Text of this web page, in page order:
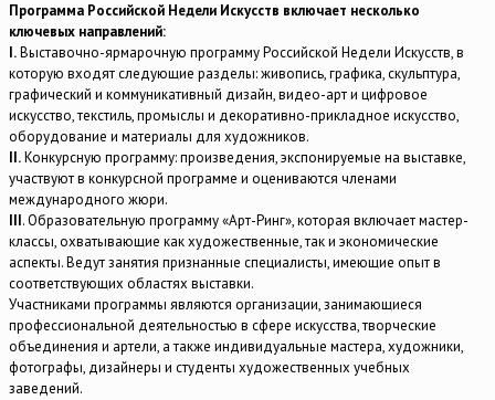
Программа Российской Недели Искусств включает несколько
ключевых направлений:
I.Выставочно-ярмарочную программу Российской Недели Искусств, в
которую входят следующие разделы: живопись, графика, скульптура,
графический и коммуникативный дизайн, видео-арт и цифровое
искусство, текстиль, промыслы и декоративно-прикладное искусство,
оборудование и материалы для художников.
II.Конкурсную программу: произведения, экспонируемые на выставке,
участвуют в конкурсной программе и оцениваются членами
международного жюри.
III. Образовательную программу «Арт-Ринг», которая включает мастер-
классы, охватывающие как художественные, так и экономические
аспекты. Ведут занятия признанные специалисты, имеющие опыт в
соответствующих областях выставки.
Участниками программы являются организации, занимающиеся
профессиональной деятельностью в сфере искусства, творческие
объединения и артели, а также индивидуальные мастера, художники,
фотографы, дизайнеры и студенты художественных учебных
заведений.